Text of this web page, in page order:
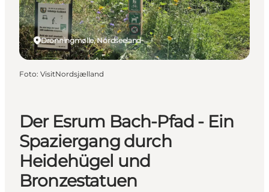
Reiseplanung
Der Esrum Bach-Pfad - Ein
Spaziergang durch
Heidehügel und
Bronzestatuen
Dronningmølle, Nordseeland
Foto: VisitNordsjælland